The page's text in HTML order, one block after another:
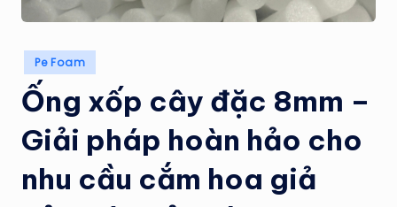
Posted
in
Pe Foam
Ống xốp cây đặc 8mm –
Giải pháp hoàn hảo cho
nhu cầu cắm hoa giả